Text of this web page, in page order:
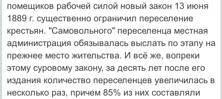
помещиков рабочей силой новый закон 13 июня
1889 г. существенно ограничил переселение
крестьян. "Самовольного" переселенца местная
администрация обязывалась выслать по этапу на
прежнее место жительства. И всё же, вопреки
этому суровому закону, за десять лет после его
издания количество переселенцев увеличилась в
несколько раз, причем 85% из них составляли